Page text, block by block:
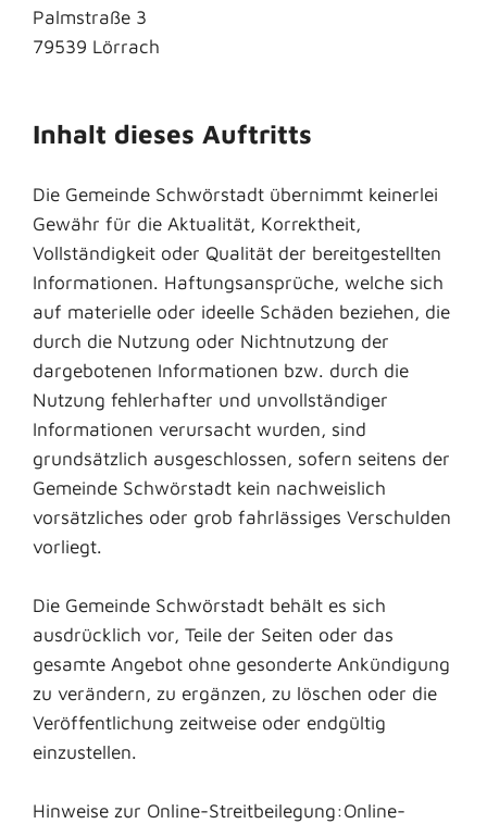
Palmstraße 3
79539 Lörrach
Inhalt dieses Auftritts
Die Gemeinde Schwörstadt übernimmt keinerlei
Gewähr für die Aktualität, Korrektheit,
Vollständigkeit oder Qualität der bereitgestellten
Informationen. Haftungsansprüche, welche sich
auf materielle oder ideelle Schäden beziehen, die
durch die Nutzung oder Nichtnutzung der
dargebotenen Informationen bzw. durch die
Nutzung fehlerhafter und unvollständiger
Informationen verursacht wurden, sind
grundsätzlich ausgeschlossen, sofern seitens der
Gemeinde Schwörstadt kein nachweislich
vorsätzliches oder grob fahrlässiges Verschulden
vorliegt.
Die Gemeinde Schwörstadt behält es sich
ausdrücklich vor, Teile der Seiten oder das
gesamte Angebot ohne gesonderte Ankündigung
zu verändern, zu ergänzen, zu löschen oder die
Veröffentlichung zeitweise oder endgültig
einzustellen.
Hinweise zur Online-Streitbeilegung:Online-